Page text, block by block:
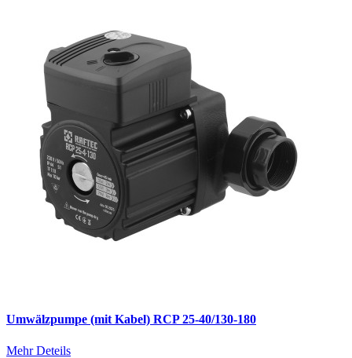
Umwälzpumpe (mit Kabel) RCP 25-40/130-180
Mehr Deteils